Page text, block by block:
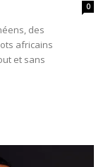
0
des
africains
et sans